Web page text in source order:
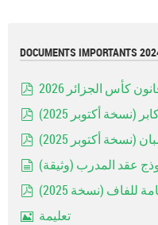
DOCUMENTS IMPORTANTS
كأس الجزائر 2026
(نسخة أكتوبر 2025)
أكتوبر 2025)
عقد المدرب (وثيقة)
للفاف (نسخة 2025)
تعليمة